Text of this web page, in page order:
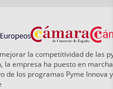
la competitividad de
empresa ha puesto en
los programas Pyme Innova